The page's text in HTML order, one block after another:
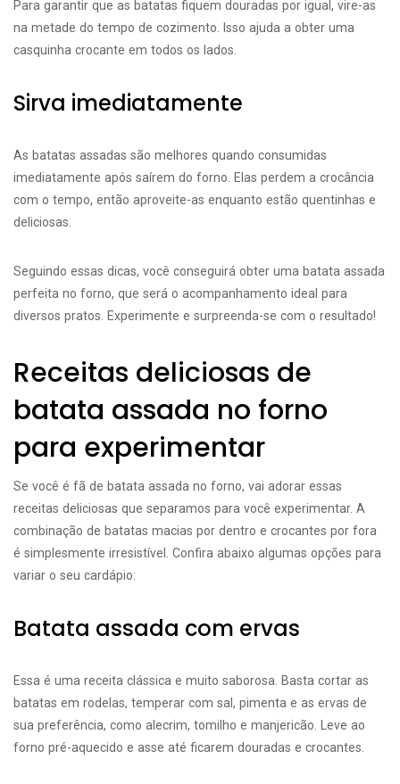
Para garantir que as batatas fiquem douradas por igual, vire-as
na metade do tempo de cozimento. Isso ajuda a obter uma
casquinha crocante em todos os lados.
Sirva imediatamente
As batatas assadas são melhores quando consumidas
imediatamente após saírem do forno. Elas perdem a crocância
com o tempo, então aproveite-as enquanto estão quentinhas e
deliciosas.
Seguindo essas dicas, você conseguirá obter uma batata assada
perfeita no forno, que será o acompanhamento ideal para
diversos pratos. Experimente e surpreenda-se com o resultado!
Receitas deliciosas de
batata assada no forno
para experimentar
Se você é fã de batata assada no forno, vai adorar essas
receitas deliciosas que separamos para você experimentar. A
combinação de batatas macias por dentro e crocantes por fora
é simplesmente irresistível. Confira abaixo algumas opções para
variar o seu cardápio:
Batata assada com ervas
Essa é uma receita clássica e muito saborosa. Basta cortar as
batatas em rodelas, temperar com sal, pimenta e as ervas de
sua preferência, como alecrim, tomilho e manjericão. Leve ao
forno pré-aquecido e asse até ficarem douradas e crocantes.